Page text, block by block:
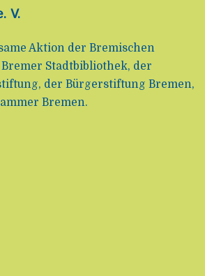
V.
Aktion der Bremischen
Stadtbibliothek, der
der Bürgerstiftung Bremen,
Bremen.